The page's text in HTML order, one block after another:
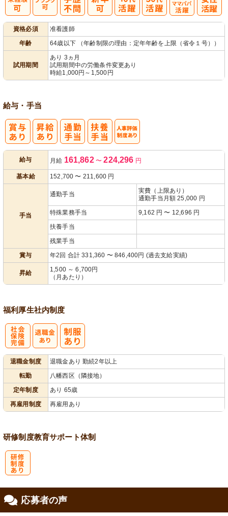
資格必須
准看護師
年齢
64歳以下 （年齢制限の理由：定年年齢を上限（省令１号））
試用期間
あり 3ヵ月
試用期間中の労働条件変更あり
時給1,000円～1,500円
給与・手当
給与 月給 161,862 〜 224,296 円
基本給 152,700 〜 211,600 円
手当
通勤手当
実費（上限あり）
通勤手当月額 25,000 円
特殊業務手当
9,162 円 〜 12,696 円
扶養手当
残業手当
賞与
年2回 合計 331,360 〜 846,400円 (過去支給実績)
昇給
1,500 ～ 6,700円
（月あたり）
福利厚生社内制度
退職金制度
退職金あり 勤続2年以上
転勤
八幡西区（隣接地）
定年制度
あり 65歳
再雇用制度
再雇用あり
研修制度教育サポート体制
応募者の声